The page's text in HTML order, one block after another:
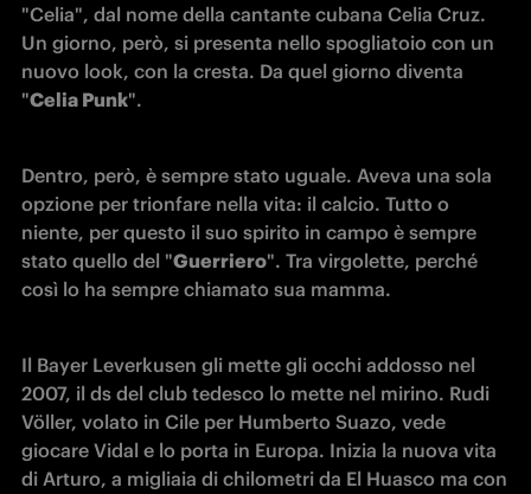
"Celia", dal nome della cantante cubana Celia Cruz.
Un giorno, però, si presenta nello spogliatoio con un
nuovo look, con la cresta. Da quel giorno diventa
"Celia Punk".
Dentro, però, è sempre stato uguale. Aveva una sola
opzione per trionfare nella vita: il calcio. Tutto o
niente, per questo il suo spirito in campo è sempre
stato quello del "Guerriero". Tra virgolette, perché
così lo ha sempre chiamato sua mamma.
Il Bayer Leverkusen gli mette gli occhi addosso nel
2007, il ds del club tedesco lo mette nel mirino. Rudi
Völler, volato in Cile per Humberto Suazo, vede
giocare Vidal e lo porta in Europa. Inizia la nuova vita
di Arturo, a migliaia di chilometri da El Huasco ma con